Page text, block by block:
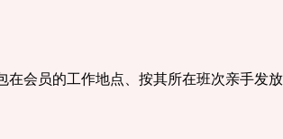
会员的工作地点、按其所在班次亲手发